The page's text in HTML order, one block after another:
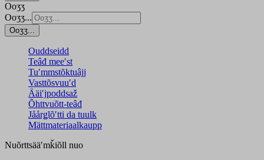
Ooʒʒ
Ooʒʒ...
Ooʒʒ...
Ouddseidd
Teâđ meeʹst
Tuʹmmstõktuâjj
Vasttõsvuuʹd
Ääiʹjpoddsaž
Õhttvuõtt-teâđ
Jåårǥlõʹtti da tuulk
Mättmateriaalkaupp
Nuõrttsääʹmǩiõll nuo